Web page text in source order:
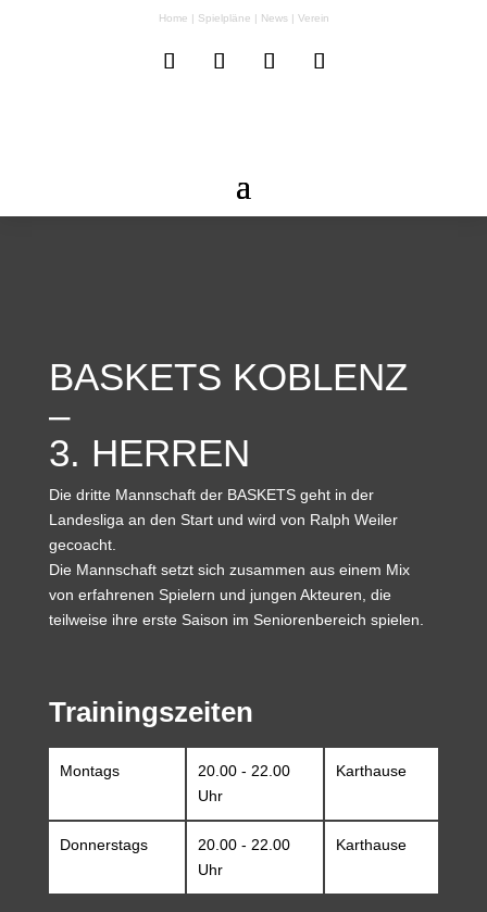
Home | Spielpläne | News| Verein
BASKETS KOBLENZ
–
3. HERREN
Die dritte Mannschaft der BASKETS geht in der
Landesliga an den Start und wird von Ralph Weiler
gecoacht.
Die Mannschaft setzt sich zusammen aus einem Mix
von erfahrenen Spielern und jungen Akteuren, die
teilweise ihre erste Saison im Seniorenbereich spielen.
Trainingszeiten
Montags
20.00 - 22.00
Uhr
Karthause
Donnerstags
20.00 - 22.00
Uhr
Karthause